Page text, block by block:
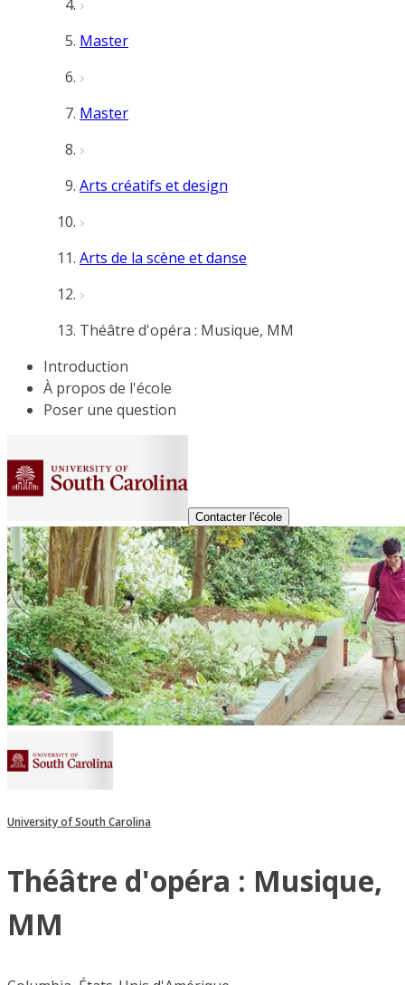
Master
Master
Arts créatifs et design
Arts de la scène et danse
Théâtre d'opéra : Musique, MM
Introduction
À propos de l'école
Poser une question
Contacter l'école
University of South Carolina
Théâtre d'opéra : Musique,
MM